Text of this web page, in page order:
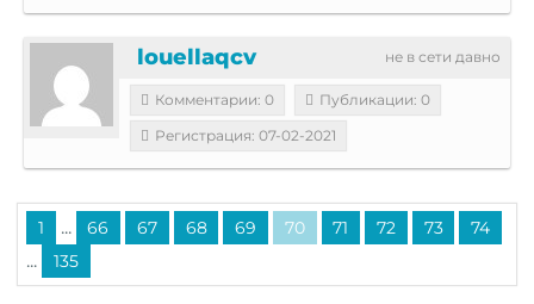
не в сети давно
louellaqcv
Комментарии: 0
Публикации: 0
Регистрация: 07-02-2021
1 ... 66 67 68 69 70 71 72 73 74
... 135